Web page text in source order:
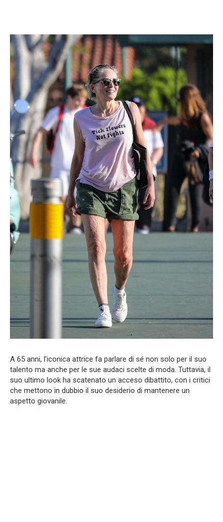
A 65 anni, l’iconica attrice fa parlare di sé non solo per il suo
talento ma anche per le sue audaci scelte di moda. Tuttavia, il
suo ultimo look ha scatenato un acceso dibattito, con i critici
che mettono in dubbio il suo desiderio di mantenere un
aspetto giovanile.